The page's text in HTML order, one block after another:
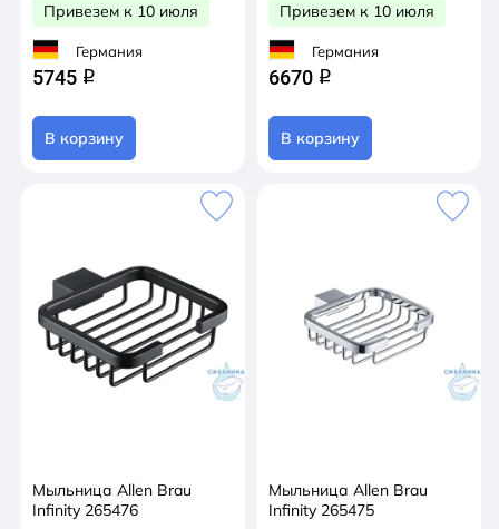
Привезем к 10 июля
Германия
5745 q
В корзину
Привезем к 10 июля
Германия
6670 q
В корзину
Мыльница Allen Brau
Infinity 265476
Мыльница Allen Brau
Infinity 265475